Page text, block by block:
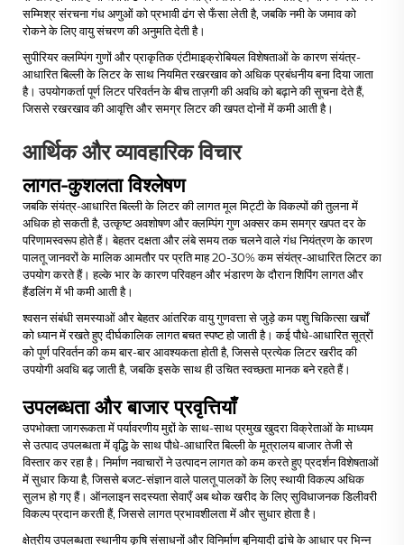
सम्मिश्र संरचना गंध अणुओं को प्रभावी ढंग से फँसा लेती है, जबकि नमी के जमाव को
रोकने के लिए वायु संचरण की अनुमति देती है।
सुपीरियर क्लम्पिंग गुणों और प्राकृतिक एंटीमाइक्रोबियल विशेषताओं के कारण संयंत्र-
आधारित बिल्ली के लिटर के साथ नियमित रखरखाव को अधिक प्रबंधनीय बना दिया जाता
है। उपयोगकर्ता पूर्ण लिटर परिवर्तन के बीच ताज़गी की अवधि को बढ़ाने की सूचना देते हैं,
जिससे रखरखाव की आवृत्ति और समग्र लिटर की खपत दोनों में कमी आती है।
आर्थिक और व्यावहारिक विचार
लागत-कुशलता विश्लेषण
जबकि संयंत्र-आधारित बिल्ली के लिटर की लागत मूल मिट्टी के विकल्पों की तुलना में
अधिक हो सकती है, उत्कृष्ट अवशोषण और क्लम्पिंग गुण अक्सर कम समग्र खपत दर के
परिणामस्वरूप होते हैं। बेहतर दक्षता और लंबे समय तक चलने वाले गंध नियंत्रण के कारण
पालतू जानवरों के मालिक आमतौर पर प्रति माह 20-30% कम संयंत्र-आधारित लिटर का
उपयोग करते हैं। हल्के भार के कारण परिवहन और भंडारण के दौरान शिपिंग लागत और
हैंडलिंग में भी कमी आती है।
श्वसन संबंधी समस्याओं और बेहतर आंतरिक वायु गुणवत्ता से जुड़े कम पशु चिकित्सा खर्चों
को ध्यान में रखते हुए दीर्घकालिक लागत बचत स्पष्ट हो जाती है। कई पौधे-आधारित सूत्रों
को पूर्ण परिवर्तन की कम बार-बार आवश्यकता होती है, जिससे प्रत्येक लिटर खरीद की
उपयोगी अवधि बढ़ जाती है, जबकि इसके साथ ही उचित स्वच्छता मानक बने रहते हैं।
उपलब्धता और बाजार प्रवृत्तियाँ
उपभोक्ता जागरूकता में पर्यावरणीय मुद्दों के साथ-साथ प्रमुख खुदरा विक्रेताओं के माध्यम
से उत्पाद उपलब्धता में वृद्धि के साथ पौधे-आधारित बिल्ली के मूत्रालय बाजार तेजी से
विस्तार कर रहा है। निर्माण नवाचारों ने उत्पादन लागत को कम करते हुए प्रदर्शन विशेषताओं
में सुधार किया है, जिससे बजट-संज्ञान वाले पालतू पालकों के लिए स्थायी विकल्प अधिक
सुलभ हो गए हैं। ऑनलाइन सदस्यता सेवाएँ अब थोक खरीद के लिए सुविधाजनक डिलीवरी
विकल्प प्रदान करती हैं, जिससे लागत प्रभावशीलता में और सुधार होता है।
क्षेत्रीय उपलब्धता स्थानीय कृषि संसाधनों और विनिर्माण बुनियादी ढांचे के आधार पर भिन्न